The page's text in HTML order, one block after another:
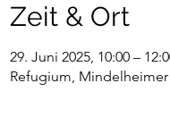
Zeit & Ort
29. Juni 2025, 10:00 –
Refugium, Mindelheimer